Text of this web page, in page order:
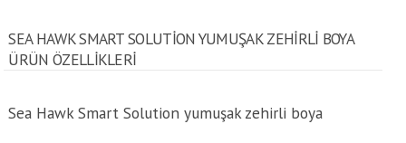
SEA HAWK SMART SOLUTION YUMUŞAK ZEHIRLI BOYA
ÜRÜN ÖZELLİKLERİ
Sea Hawk Smart Solution yumuşak zehirli boya